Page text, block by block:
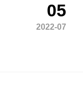
05
2022-07